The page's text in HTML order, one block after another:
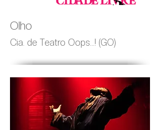
Olho
Cia. de Teatro Oops...! (GO)